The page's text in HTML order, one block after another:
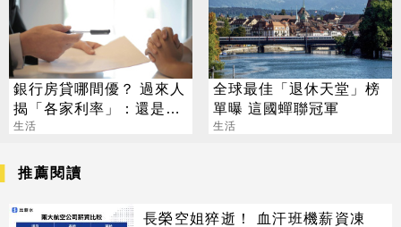
銀行房貸哪間優？ 過來人
揭「各家利率」：還是得
看1數據
生活
全球最佳「退休天堂」榜
單曝 這國蟬聯冠軍
生活
推薦閱讀
長榮空姐猝逝！ 血汗班機薪資凍